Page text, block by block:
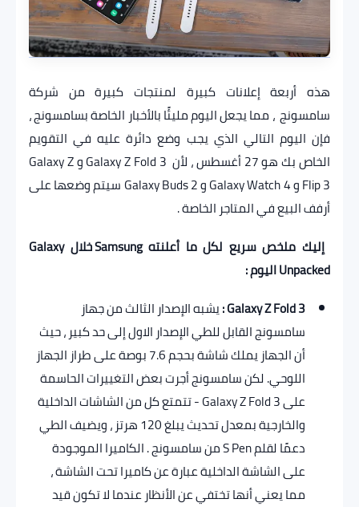
هذه أربعة إعلانات كبيرة لمنتجات كبيرة من شركة
سامسونج ، مما يجعل اليوم مليئًا بالأخبار الخاصة بسامسونج ،
فإن اليوم التالي الذي يجب وضع دائرة عليه في التقويم
الخاص بك هو 27 أغسطس ، لأن Galaxy Z Fold 3 و Galaxy Z
Flip 3 و Galaxy Watch 4 و Galaxy Buds 2 سيتم وضعها على
أرفف البيع في المتاجر الخاصة .
إليك ملخص سريع لكل ما أعلنته Samsung خلال Galaxy
Unpacked اليوم :
Galaxy Z Fold 3 : يشبه الإصدار الثالث من جهاز
سامسونج القابل للطي الإصدار الاول إلى حد كبير ، حيث
أن الجهاز يملك شاشة بحجم 7.6 بوصة على طراز الجهاز
اللوحي. لكن سامسونج أجرت بعض التغييرات الحاسمة
على Galaxy Z Fold 3 - تتمتع كل من الشاشات الداخلية
والخارجية بمعدل تحديث يبلغ 120 هرتز ، ويضيف الطي
دعمًا لقلم S Pen من سامسونج . الكاميرا الموجودة
على الشاشة الداخلية عبارة عن كاميرا تحت الشاشة ،
مما يعني أنها تختفي عن الأنظار عندما لا تكون قيد